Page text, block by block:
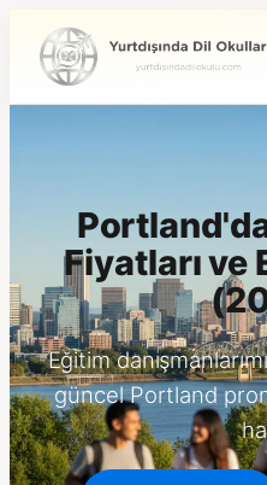
Fiyatları ve
Eğitim
güncel Portland